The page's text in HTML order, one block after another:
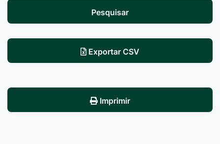
Pesquisar
Exportar CSV
Imprimir